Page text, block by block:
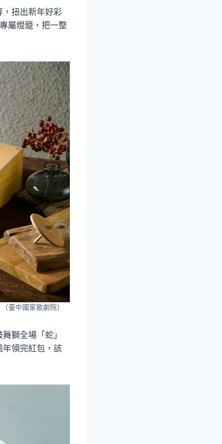
，扭出新年好彩
屬燈籠，把一整
臺中國家歌劇院）
獅全場「蛇」
年領完紅包，該